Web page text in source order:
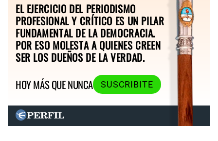
EL EJERCICIO DEL PERIODISMO
PROFESIONAL Y CRÍTICO ES UN PILAR
FUNDAMENTAL DE LA DEMOCRACIA.
POR ESO MOLESTA A QUIENES CREEN
SER LOS DUEÑOS DE LA VERDAD.
HOY MÁS QUE NUNCA
SUSCRIBITE